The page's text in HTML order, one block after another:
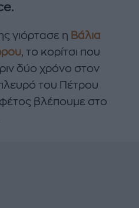
γιόρτασε η Βάλια
, το κορίτσι που
δύο χρόνο στον
του Πέτρου
βλέπουμε στο